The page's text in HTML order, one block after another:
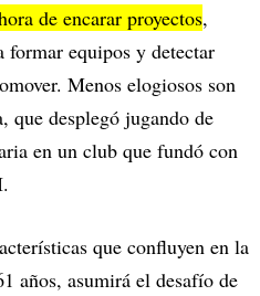
de encarar proyectos,
formar equipos y detectar
Menos elogiosos son
que desplegó jugando de
en un club que fundó con
que confluyen en la
años, asumirá el desafío de